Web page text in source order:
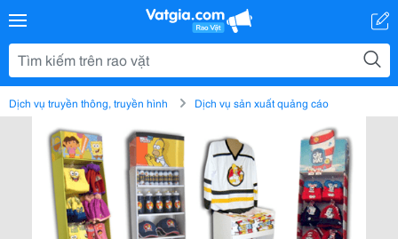
Dịch vụ truyền thông, truyền hình Dịch vụ sản xuất quảng cáo